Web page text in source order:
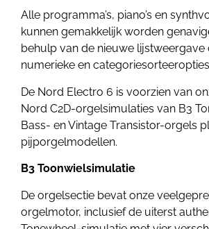
Alle programma’s, piano’s en
kunnen gemakkelijk worden
behulp van de nieuwe lijstweergave
numerieke en
De Nord Electro 6 is voorzien van
Nord C2D-orgelsimulaties van B3
Bass- en Vintage Transistor-orgels
pijporgelmodellen.
B3 Toonwielsimulatie
De orgelsectie bevat onze
orgelmotor, inclusief de uiterst